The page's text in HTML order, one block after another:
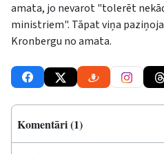
amata, jo nevarot "tolerēt
ministriem". Tāpat viņa
Kronbergu no amata.
Komentāri (1)